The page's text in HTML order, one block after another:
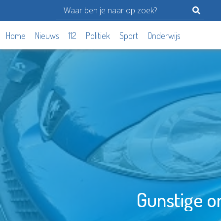
Home Nieuws 112 Politiek Sport Onderwijs
Gunstige